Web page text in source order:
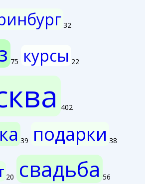
32
75 курсы 22
402
39 подарки 38
20 свадьба 56